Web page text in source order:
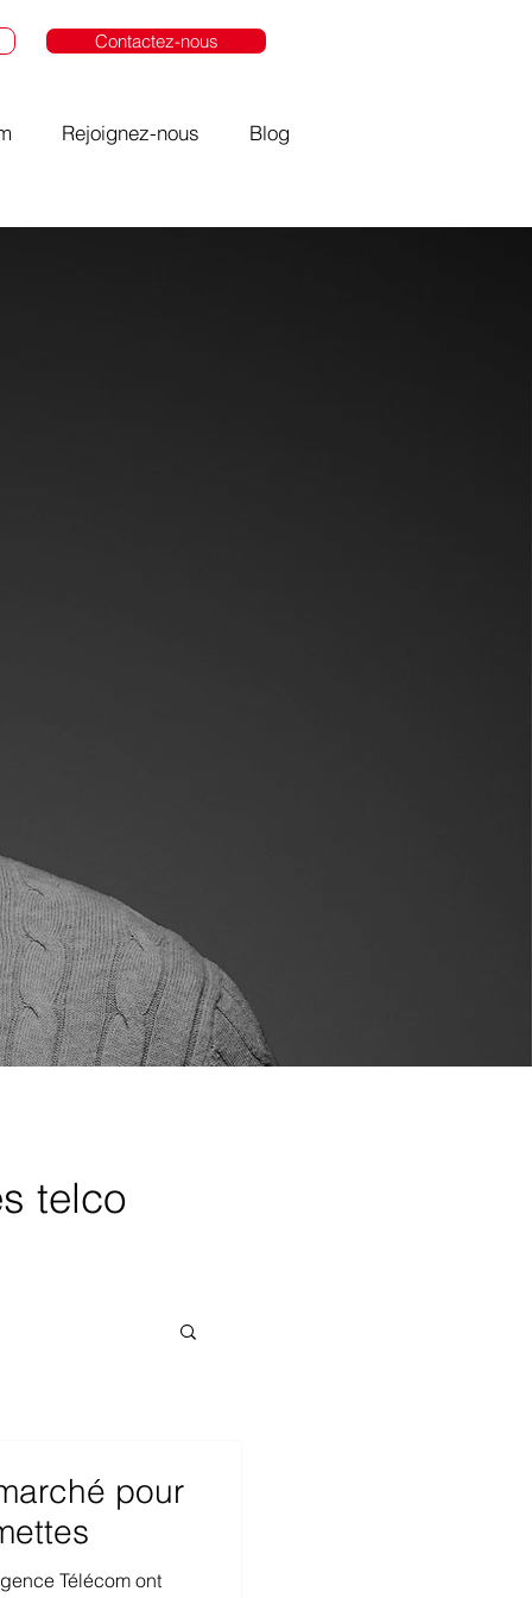
Contactez-nous
Rejoignez-nous Blog
telco
pour
Télécom ont